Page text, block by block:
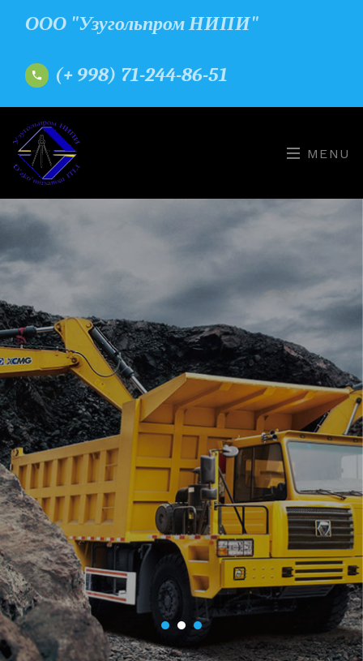
ООО "Узугольпром НИПИ"
(+ 998) 71-244-86-51
MENU